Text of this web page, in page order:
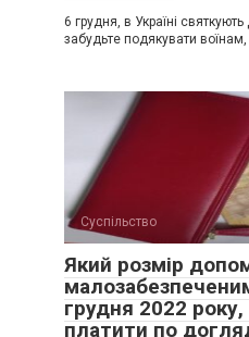
6 грудня, в Україні
забудьте подякувати
Суспільство
Який розмір
грудня 2022 року,
платити по